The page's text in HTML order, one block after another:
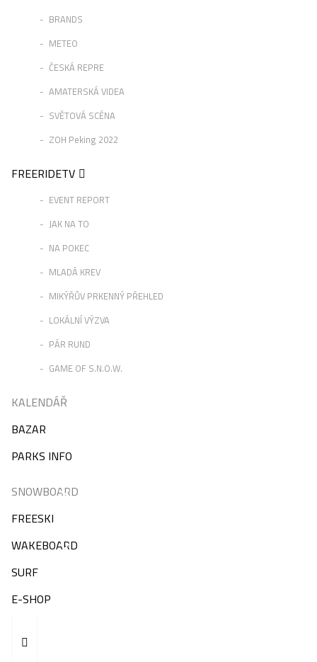
BRANDS
METEO
ČESKÁ REPRE
AMATERSKÁ VIDEA
SVĚTOVÁ SCÉNA
ZOH Peking 2022
FREERIDETV
EVENT REPORT
JAK NA TO
NA POKEC
MLADÁ KREV
MIKÝŘŮV PRKENNÝ PŘEHLED
LOKÁLNÍ VÝZVA
PÁR RUND
GAME OF S.N.O.W.
KALENDÁŘ
BAZAR
PARKS INFO
SNOWBOARD
FREESKI
WAKEBOARD
SURF
E-SHOP